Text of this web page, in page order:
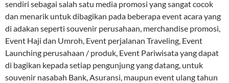
sendiri sebagai salah satu media promosi yang sangat cocok
dan menarik untuk dibagikan pada beberapa event acara yang
di adakan seperti souvenir perusahaan, merchandise promosi,
Event Haji dan Umroh, Event perjalanan Traveling, Event
Launching perusahaan / produk, Event Pariwisata yang dapat
di bagikan kepada setiap pengunjung yang datang, untuk
souvenir nasabah Bank, Asuransi, maupun event ulang tahun